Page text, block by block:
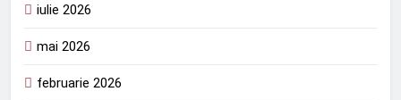
iulie 2026
mai 2026
februarie 2026